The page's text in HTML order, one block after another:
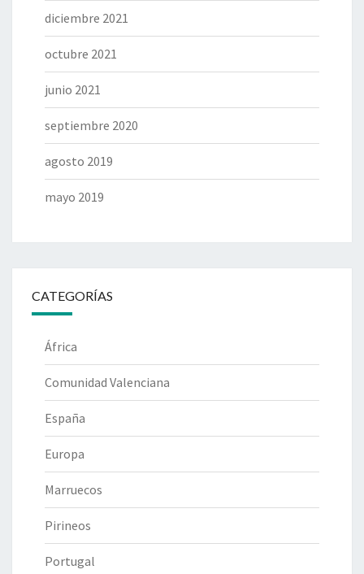
diciembre 2021
octubre 2021
junio 2021
septiembre 2020
agosto 2019
mayo 2019
CATEGORÍAS
África
Comunidad Valenciana
España
Europa
Marruecos
Pirineos
Portugal